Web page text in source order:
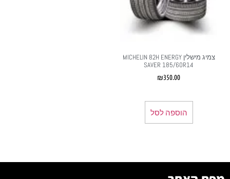
צמיג מישלין MICHELIN 82H ENERGY
SAVER 185/60R14
₪350.00
הוספה לסל